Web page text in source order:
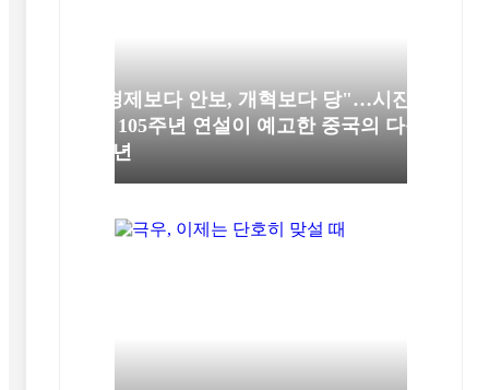
"경제보다 안보, 개혁보다 당"…시진
핑 105주년 연설이 예고한 중국의 다음
10년